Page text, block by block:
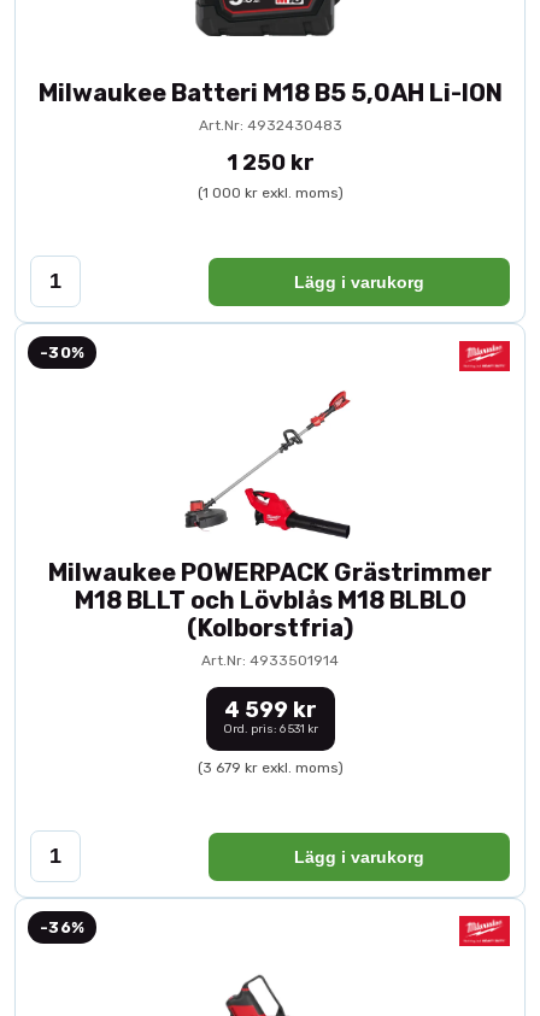
Milwaukee Batteri M18 B5 5,0AH Li-ION
Art.Nr: 4932430483
1 250 kr
(1 000 kr exkl. moms)
Lägg i varukorg
-30%
Milwaukee POWERPACK Grästrimmer
M18 BLLT och Lövblås M18 BLBLO
(Kolborstfria)
Art.Nr: 4933501914
4 599 kr
Ord. pris: 6 531 kr
(3 679 kr exkl. moms)
Lägg i varukorg
-36%